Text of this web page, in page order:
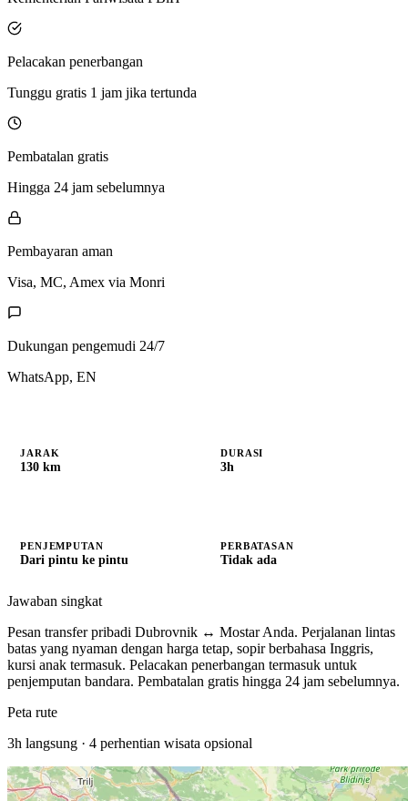
Pelacakan penerbangan
Tunggu gratis 1 jam jika tertunda
Pembatalan gratis
Hingga 24 jam sebelumnya
Pembayaran aman
Visa, MC, Amex via Monri
Dukungan pengemudi 24/7
WhatsApp, EN
JARAK
130 km
DURASI
3h
PENJEMPUTAN
Dari pintu ke pintu
PERBATASAN
Tidak ada
Jawaban singkat
Pesan transfer pribadi Dubrovnik ↔ Mostar Anda. Perjalanan lintas
batas yang nyaman dengan harga tetap, sopir berbahasa Inggris,
kursi anak termasuk. Pelacakan penerbangan termasuk untuk
penjemputan bandara. Pembatalan gratis hingga 24 jam sebelumnya.
Peta rute
3h langsung · 4 perhentian wisata opsional